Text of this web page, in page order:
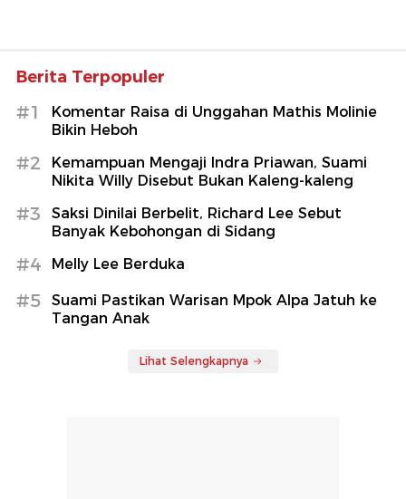
Berita Terpopuler
#1
Komentar Raisa di Unggahan Mathis Molinie
Bikin Heboh
#2
Kemampuan Mengaji Indra Priawan, Suami
Nikita Willy Disebut Bukan Kaleng-kaleng
#3
Saksi Dinilai Berbelit, Richard Lee Sebut
Banyak Kebohongan di Sidang
#4 Melly Lee Berduka
#5
Suami Pastikan Warisan Mpok Alpa Jatuh ke
Tangan Anak
Lihat Selengkapnya